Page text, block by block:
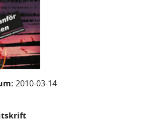
2010-03-14